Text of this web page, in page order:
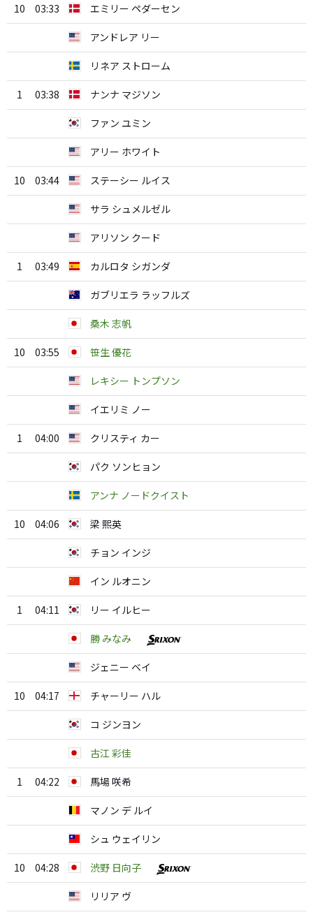
10 03:33 エミリー ペダーセン
アンドレア リー
リネア ストローム
1 03:38 ナンナ マジソン
ファン ユミン
アリー ホワイト
10 03:44 ステーシー ルイス
サラ シュメルゼル
アリソン クード
1 03:49 カルロタ シガンダ
ガブリエラ ラッフルズ
桑木 志帆
10 03:55 笹生 優花
レキシー トンプソン
イエリミ ノー
1 04:00 クリスティ カー
パク ソンヒョン
アンナ ノードクイスト
10 04:06 梁 熙英
チョン インジ
イン ルオニン
1 04:11 リー イルヒー
勝 みなみ
ジェニー ベイ
10 04:17 チャーリー ハル
コ ジンヨン
古江 彩佳
1 04:22 馬場 咲希
マノン デ ルイ
シュ ウェイリン
10 04:28 渋野 日向子
リリア ヴ